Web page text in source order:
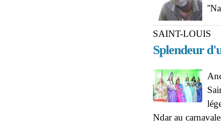
SAINT-LOUIS
Splendeur
Ndar au